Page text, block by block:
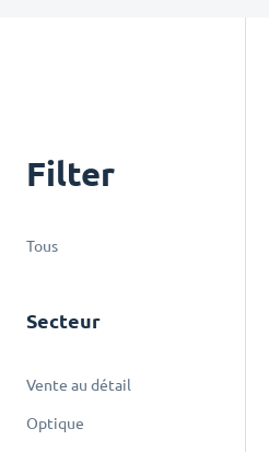
Filter
Tous
Secteur
Vente au détail
Optique